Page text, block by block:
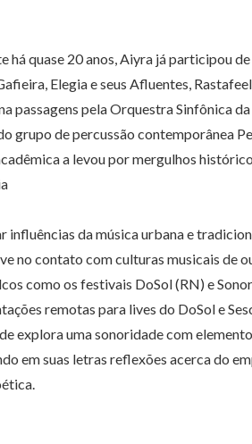
há quase 20 anos, Aiyra já participou
Elegia e seus Afluentes,
passagens pela Orquestra Sinfônica
grupo de percussão contemporânea
a levou por mergulhos
influências da música urbana e
no contato com culturas musicais de
como os festivais DoSol (RN) e
remotas para lives do DoSol e
explora uma sonoridade com
em suas letras reflexões acerca do